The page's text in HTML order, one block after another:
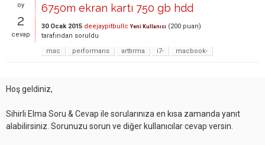
oy
2
cevap
6750m ekran kartı 750 gb hdd
30 Ocak 2015 deejaypitbullc Yeni Kullanıcı (200 puan)
tarafından soruldu
mac
performans arttırma i7- macbook-
Hoş geldiniz,
Sihirli Elma Soru & Cevap ile sorularınıza en kısa zamanda yanıt
alabilirsiniz. Sorunuzu sorun ve diğer kullanıcılar cevap versin.